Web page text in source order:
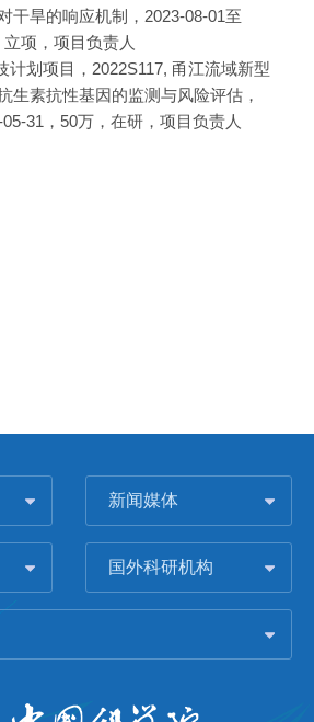
干旱的响应机制，2023-08-01至
立项，项目负责人
计划项目，2022S117, 甬江流域新型
素抗性基因的监测与风险评估，
31，50万，在研，项目负责人
新闻媒体
国外科研机构